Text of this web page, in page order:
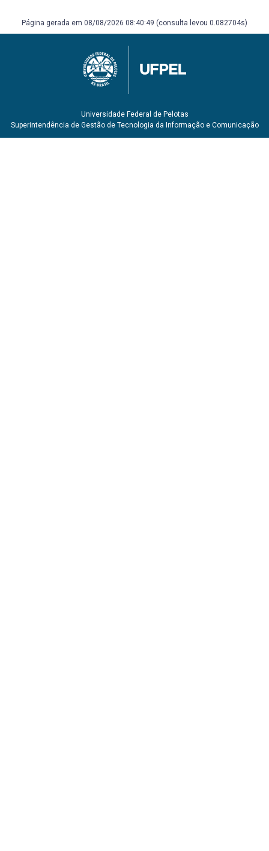
Página gerada em 08/08/2026 08:40:49 (consulta levou 0.082704s)
Universidade Federal de Pelotas
Superintendência de Gestão de Tecnologia da Informação e Comunicação